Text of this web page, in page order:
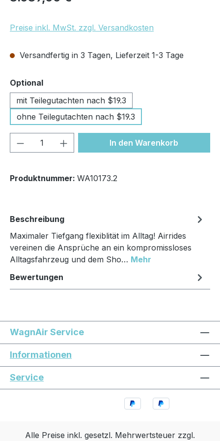
Preise inkl. MwSt. zzgl. Versandkosten
Versandfertig in 3 Tagen, Lieferzeit 1-3 Tage
Optionalauswählen
mit Teilegutachten nach $19.3
ohne Teilegutachten nach $19.3
Produkt Anzahl: Gib denIn den Warenkorb
Produktnummer: WA10173.2
Beschreibung
Maximaler Tiefgang flexiblität im Alltag! Airrides
vereinen die Ansprüche an ein kompromissloses
Alltagsfahrzeug und dem Sho… Mehr
Bewertungen
WagnAir Service
Informationen
Service
Alle Preise inkl. gesetzl. Mehrwertsteuer zzgl.